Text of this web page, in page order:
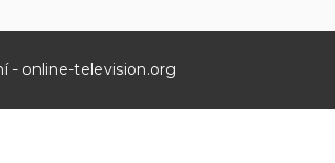
- online-television.org